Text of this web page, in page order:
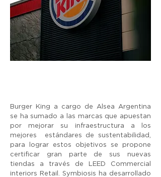
Burger King a cargo de Alsea Argentina
se ha sumado a las marcas que apuestan
por mejorar su infraestructura a los
mejores estándares de sustentabilidad,
para lograr estos objetivos se propone
certificar gran parte de sus nuevas
tiendas a través de LEED Commercial
interiors Retail. Symbiosis ha desarrollado